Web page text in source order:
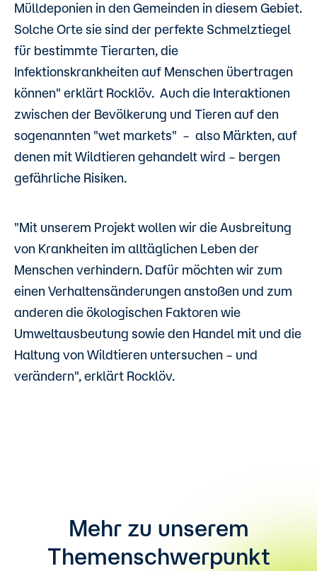
Mülldeponien in den Gemeinden in diesem Gebiet.
Solche Orte sie sind der perfekte Schmelztiegel
für bestimmte Tierarten, die
Infektionskrankheiten auf Menschen übertragen
können" erklärt Rocklöv. Auch die Interaktionen
zwischen der Bevölkerung und Tieren auf den
sogenannten "wet markets" – also Märkten, auf
denen mit Wildtieren gehandelt wird – bergen
gefährliche Risiken.
"Mit unserem Projekt wollen wir die Ausbreitung
von Krankheiten im alltäglichen Leben der
Menschen verhindern. Dafür möchten wir zum
einen Verhaltensänderungen anstoßen und zum
anderen die ökologischen Faktoren wie
Umweltausbeutung sowie den Handel mit und die
Haltung von Wildtieren untersuchen – und
verändern", erklärt Rocklöv.
Mehr zu unserem
Themenschwerpunkt